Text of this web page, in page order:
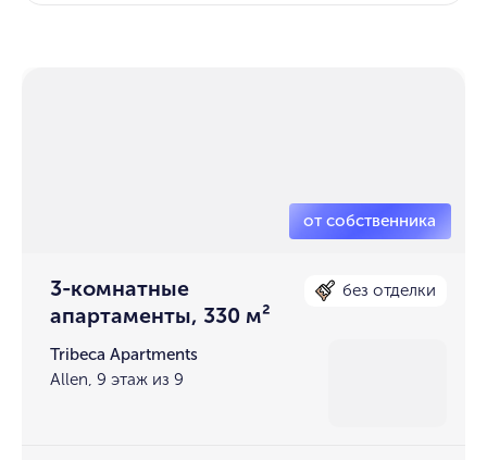
3-комнатные
апартаменты, 330 м²
без отделки
Tribeca Apartments
Allen, 9 этаж из 9